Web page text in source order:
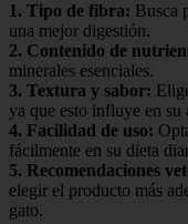
1. Tipo de fibra: Busca
una mejor digestión.
2. Contenido de
minerales esenciales.
3. Textura y sabor:
ya que esto influye en su
4. Facilidad de uso:
fácilmente en su dieta
5. Recomendaciones
elegir el producto más
gato.